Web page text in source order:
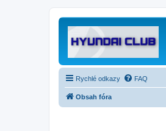
Rychlé odkazy FAQ
Obsah fóra